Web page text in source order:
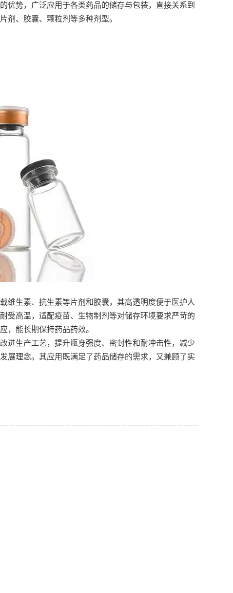
优势，广泛应用于各类药品的储存与包装，直接关系到
剂、胶囊、颗粒剂等多种剂型。
维生素、抗生素等片剂和胶囊，其高透明度便于医护人
受高温，适配疫苗、生物制剂等对储存环境要求严苛的
，能长期保持药品药效。
进生产工艺，提升瓶身强度、密封性和耐冲击性，减少
展理念。其应用既满足了药品储存的需求，又兼顾了实